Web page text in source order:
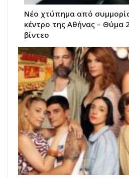
Νέο χτύπημα από
κέντρο της Αθήνας – Θύμα
βίντεο